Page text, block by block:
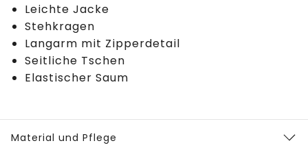
Leichte Jacke
Stehkragen
Langarm mit Zipperdetail
Seitliche Tschen
Elastischer Saum
Material und Pflege